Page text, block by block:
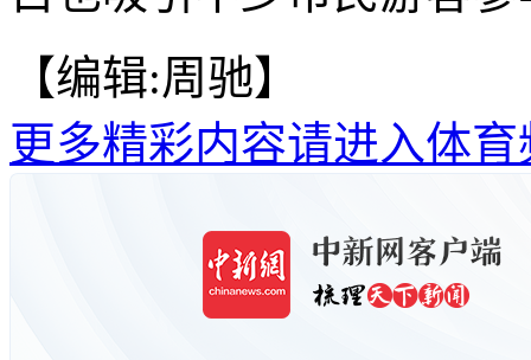
【编辑:周驰】
更多精彩内容请进入体育